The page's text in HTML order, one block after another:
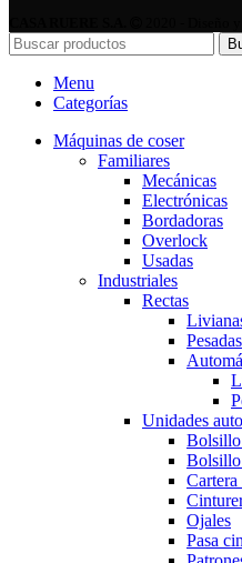
Menu
Categorías
Máquinas de coser
Familiares
Mecánicas
Electrónicas
Bordadoras
Overlock
Usadas
Industriales
Rectas
Pesadas
Unidades
Bolsillo
Cartera
Ojales
Pasa